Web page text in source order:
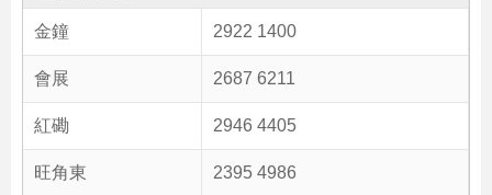
金鐘 2922 1400
會展 2687 6211
紅磡 2946 4405
旺角東 2395 4986